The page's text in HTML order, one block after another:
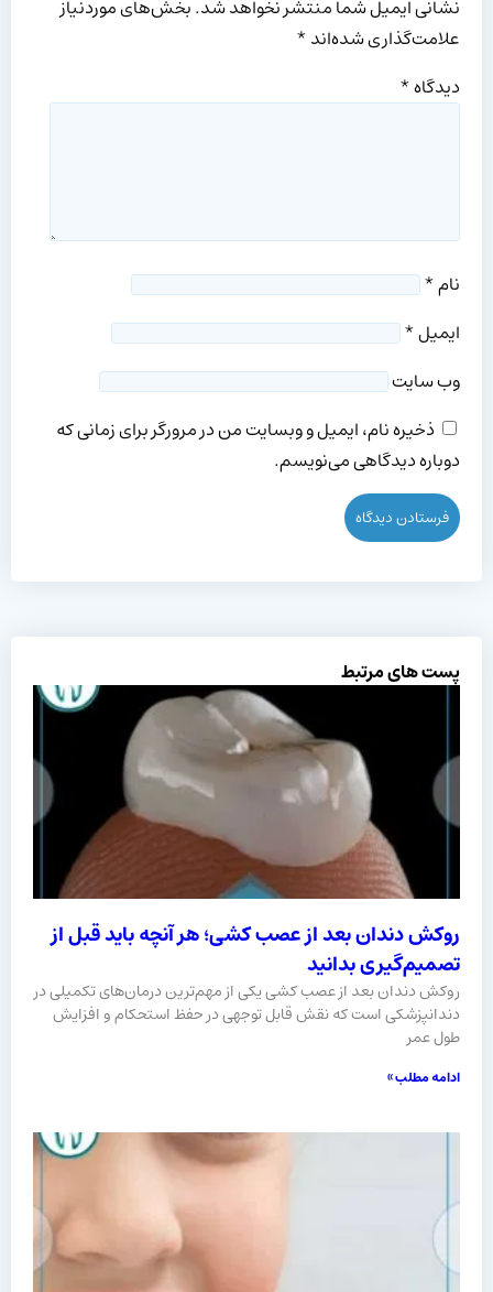
نشانی ایمیل شما منتشر نخواهد شد.بخش‌های موردنیاز
علامت‌گذاری شده‌اند*
دیدگاه*
نام*
ایمیل*
وب‌ سایت
ذخیره نام، ایمیل و وبسایت من در مرورگر برای زمانی که
دوباره دیدگاهی می‌نویسم.
پست های مرتبط
روکش دندان بعد از عصب کشی؛ هر آنچه باید قبل از
تصمیم‌گیری بدانید
روکش دندان بعد از عصب کشی یکی از مهم‌ترین درمان‌های تکمیلی در
دندانپزشکی است که نقش قابل توجهی در حفظ استحکام و افزایش
طول عمر
ادامه مطلب »